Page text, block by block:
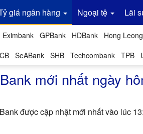
giá ngân hàng Ngoại tệ Lãi
Eximbank GPBank HDBank Hong Leong
SeABank SHB Techcombank TPB
mới nhất ngày
được cập nhật mới nhất vào lúc